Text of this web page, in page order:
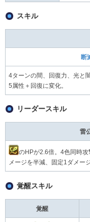
スキル
断
4ターンの間、回復力、光と
5属性＋回復に変化。
リーダースキル
雷
のHPが2.6倍。4色同時
メージを半減、固定1ダメージ
覚醒スキル
覚醒